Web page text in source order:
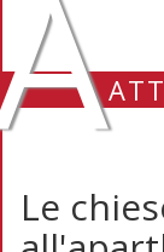
Le